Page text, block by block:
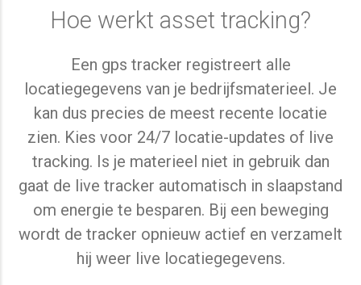
Hoe werkt asset tracking?
Een gps tracker registreert alle
locatiegegevens van je bedrijfsmaterieel. Je
kan dus precies de meest recente locatie
zien. Kies voor 24/7 locatie-updates of live
tracking. Is je materieel niet in gebruik dan
gaat de live tracker automatisch in slaapstand
om energie te besparen. Bij een beweging
wordt de tracker opnieuw actief en verzamelt
hij weer live locatiegegevens.